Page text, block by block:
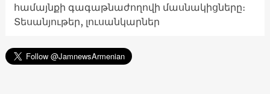
համայնքի գագաթնաժողովի մասնակիցները։
Տեսանյութեր, լուսանկարներ